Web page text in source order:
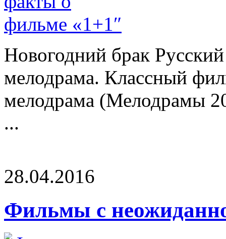
Новогодний брак
мелодрама. Классный
мелодрама (Мелодрамы
...
28.04.2016
Фильмы с